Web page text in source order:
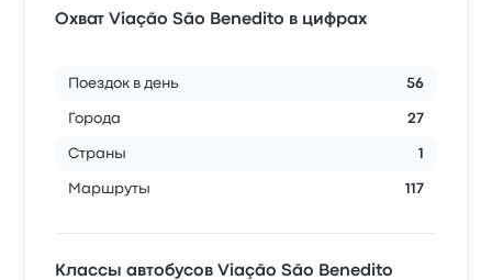
Охват Viação São Benedito в цифрах
Поездок в день 56
Города 27
Страны 1
Маршруты 117
Классы автобусов Viação São Benedito